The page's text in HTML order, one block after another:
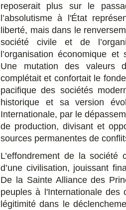
reposerait plus sur le
l’absolutisme à l'État
liberté, mais dans le
société civile et de
l’organisation économique
Une mutation des valeurs
complétait et confortait le
pacifique des sociétés
historique et sa version
Internationale, par le
de production, divisant et
sources permanentes de
L’effondrement de la société
d’une civilisation, jouissant
De la Sainte Alliance des
peuples à l'Internationale des
légitimité dans le